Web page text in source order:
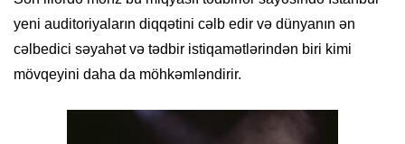
yeni auditoriyaların diqqətini cəlb edir və dünyanın ən
cəlbedici səyahət və tədbir istiqamətlərindən biri kimi
mövqeyini daha da möhkəmləndirir.